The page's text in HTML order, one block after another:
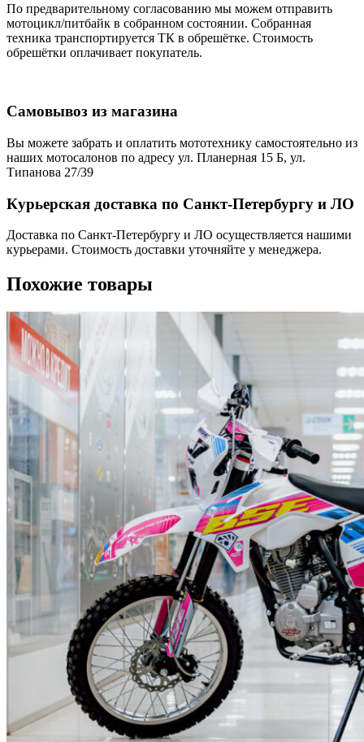
По предварительному согласованию мы можем отправить
мотоцикл/питбайк в собранном состоянии. Собранная
техника транспортируется ТК в обрешётке. Стоимость
обрешётки оплачивает покупатель.
Самовывоз из магазина
Вы можете забрать и оплатить мототехнику самостоятельно из
наших мотосалонов по адресу ул. Планерная 15 Б, ул.
Типанова 27/39
Курьерская доставка по Санкт-Петербургу и ЛО
Доставка по Санкт-Петербургу и ЛО осуществляется нашими
курьерами. Стоимость доставки уточняйте у менеджера.
Похожие товары